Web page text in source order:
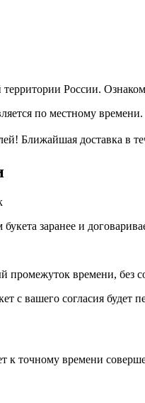
России.
по местному времени.
Ближайшая доставка в
заранее и
промежуток времени, без
с вашего согласия
точному времени